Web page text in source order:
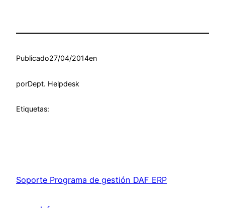
Publicado27/04/2014en
porDept. Helpdesk
Etiquetas:
Soporte Programa de gestión DAF ERP